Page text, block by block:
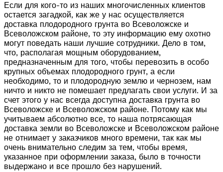
Если для кого-то из наших многочисленных клиентов
остается загадкой, как же у нас осуществляется
доставка плодородного грунта во Всеволожске и
Всеволожском районе, то эту информацию ему охотно
могут поведать наши лучшие сотрудники. Дело в том,
что, располагая мощным оборудованием,
предназначенным для того, чтобы перевозить в особо
крупных объемах плодородного грунт, а если
необходимо, то и плодородную землю и чернозем, нам
ничто и никто не помешает предлагать свои услуги. И за
счет этого у нас всегда доступна доставка грунта во
Всеволожске и Всеволожском районе. Потому как мы
учитываем абсолютно все, то наша потрясающая
доставка земли во Всеволожске и Всеволожском районе
не отнимает у заказчиков много времени, так как мы
очень внимательно следим за тем, чтобы время,
указанное при оформлении заказа, было в точности
выдержано и все прошло без нарушений.